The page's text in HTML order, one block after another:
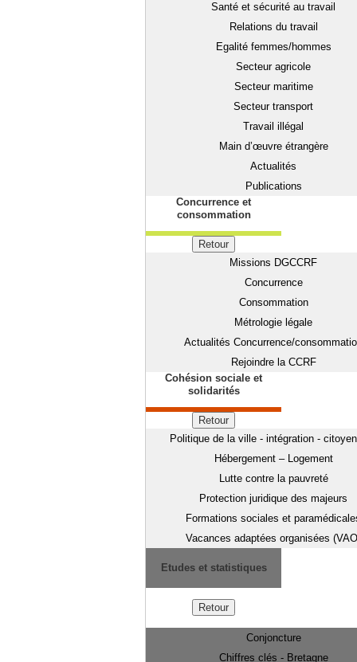
Santé et sécurité au travail
Relations du travail
Egalité femmes/hommes
Secteur agricole
Secteur maritime
Secteur transport
Travail illégal
Main d’œuvre étrangère
Actualités
Publications
Concurrence et
consommation
Retour
Missions DGCCRF
Concurrence
Consommation
Métrologie légale
Actualités Concurrence/
Rejoindre la CCRF
Cohésion sociale et
solidarités
Retour
Politique de la ville - intégration -
Hébergement – Logement
Lutte contre la pauvreté
Protection juridique des majeurs
Formations sociales et
Vacances adaptées organisées
Etudes et statistiques
Retour
Conjoncture
Chiffres clés - Bretagne